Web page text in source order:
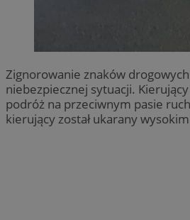
Zignorowanie znaków
niebezpiecznej sytuacji.
podróż na przeciwnym pasie
kierujący został ukarany